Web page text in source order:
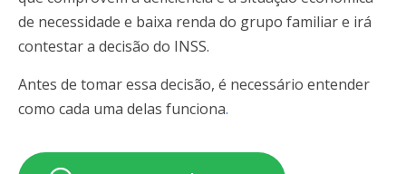
de necessidade e baixa renda do grupo familiar e irá
contestar a decisão do INSS.
Antes de tomar essa decisão, é necessário entender
como cada uma delas funciona.